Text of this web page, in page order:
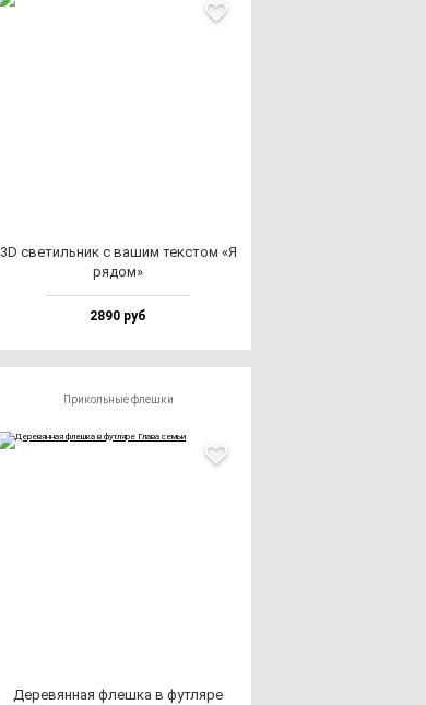
3D све­тиль­ник с ва­шим тек­стом «Я
ря­дом»
2890 руб
Прикольные флешки
Дере­вян­ная флеш­ка в фут­ля­ре